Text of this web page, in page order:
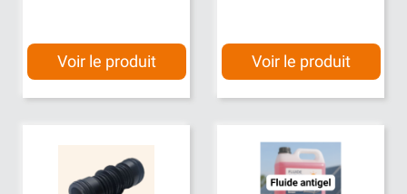
Voir le produit Voir le produit